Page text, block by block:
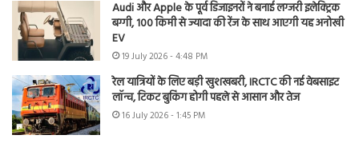
Audi और Apple के पूर्व डिजाइनरों ने बनाई लग्जरी इलेक्ट्रिक
बग्गी, 100 किमी से ज्यादा की रेंज के साथ आएगी यह अनोखी
EV
19 July 2026 - 4:48 PM
रेल यात्रियों के लिए बड़ी खुशखबरी, IRCTC की नई वेबसाइट
लॉन्च, टिकट बुकिंग होगी पहले से आसान और तेज
16 July 2026 - 1:45 PM